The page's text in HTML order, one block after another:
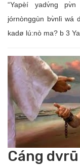
“Yapèí yadv́ng
jórnònggùn bv̀nlì wá
kadø lú:nò ma? b 3
Cáng